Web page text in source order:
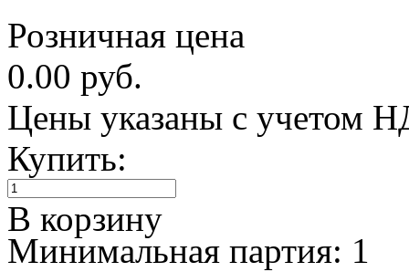
Розничная цена
0.00 руб.
Цены указаны с учетом
Купить:
В корзину
Минимальная партия: 1